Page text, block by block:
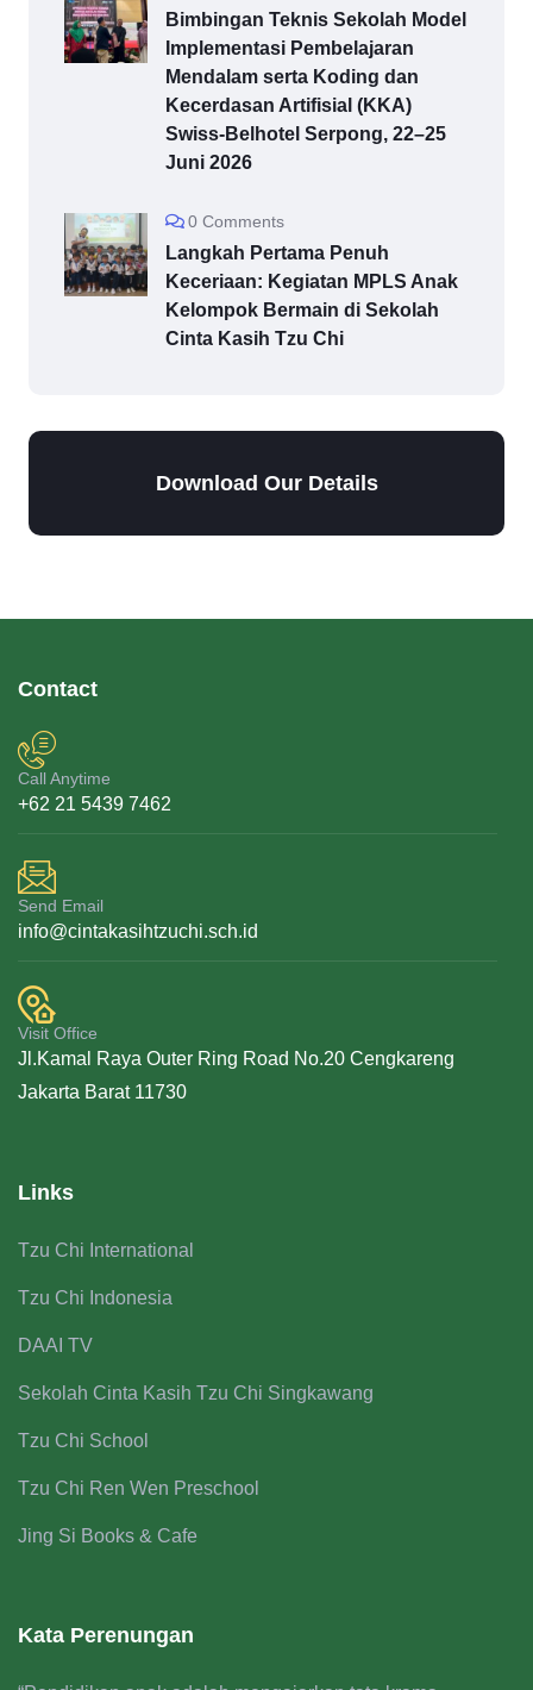
Bimbingan Teknis Sekolah Model
Implementasi Pembelajaran
Mendalam serta Koding dan
Kecerdasan Artifisial (KKA)
Swiss-Belhotel Serpong, 22–25
Juni 2026
0 Comments
Langkah Pertama Penuh
Keceriaan: Kegiatan MPLS Anak
Kelompok Bermain di Sekolah
Cinta Kasih Tzu Chi
Download Our Details
Contact
Call Anytime
+62 21 5439 7462
Send Email
info@cintakasihtzuchi.sch.id
Visit Office
Jl.Kamal Raya Outer Ring Road No.20 Cengkareng
Jakarta Barat 11730
Links
Tzu Chi International
Tzu Chi Indonesia
DAAI TV
Sekolah Cinta Kasih Tzu Chi Singkawang
Tzu Chi School
Tzu Chi Ren Wen Preschool
Jing Si Books & Cafe
Kata Perenungan